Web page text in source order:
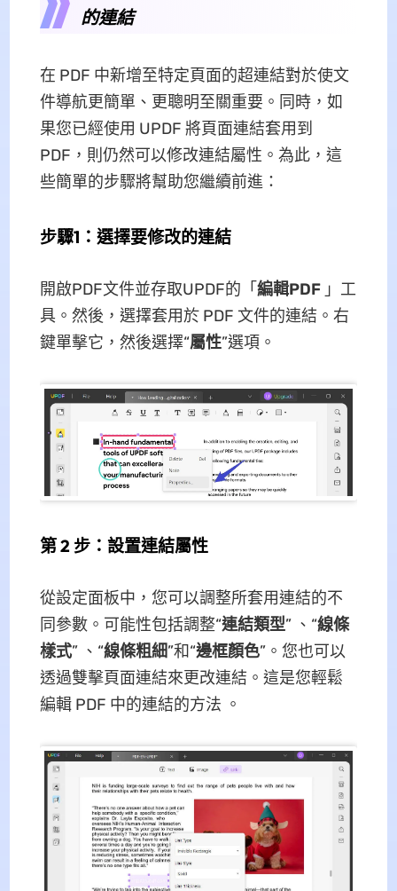
的連結
在 PDF 中新增至特定頁面的超連結對於使文
件導航更簡單、更聰明至關重要。同時，如
果您已經使用 UPDF 將頁面連結套用到
PDF，則仍然可以修改連結屬性。為此，這
些簡單的步驟將幫助您繼續前進：
步驟1：選擇要修改的連結
開啟PDF文件並存取UPDF的「編輯PDF」工
具。然後，選擇套用於 PDF 文件的連結。右
鍵單擊它，然後選擇“屬性”選項。
第 2 步：設置連結屬性
從設定面板中，您可以調整所套用連結的不
同參數。可能性包括調整“連結類型” 、“線條
樣式” 、“線條粗細”和“邊框顏色”。您也可以
透過雙擊頁面連結來更改連結。這是您輕鬆
編輯 PDF 中的連結的方法 。